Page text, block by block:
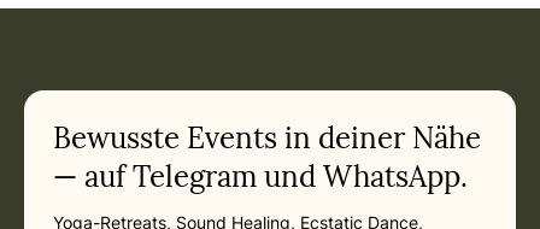
Related appointments
Bewusste Events in deiner Nähe
— auf Telegram und WhatsApp.
Yoga-Retreats, Sound Healing, Ecstatic Dance,